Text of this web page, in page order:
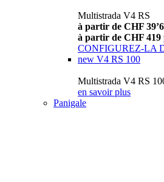
Multistrada V4 RS
à partir de CHF
à partir de CHF 419
CONFIGUREZ-LA
new V4 RS 100
Multistrada V4 RS
en savoir plus
Panigale